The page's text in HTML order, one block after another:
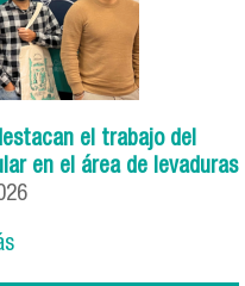
el trabajo del
en el área de levaduras